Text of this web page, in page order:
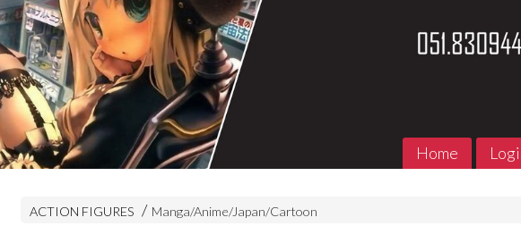
Home
ACTION FIGURES Manga/Anime/Japan/Cartoon